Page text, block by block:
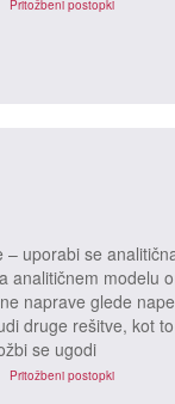
Pritožbeni postopki
uporabi se
analitičnem modelu
naprave glede
druge rešitve, kot
se ugodi
Pritožbeni postopki